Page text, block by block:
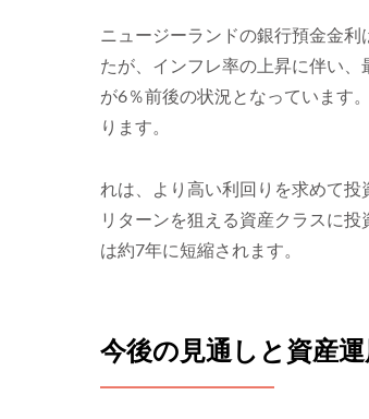
ニュージーランドの銀行預金金
たが、インフレ率の上昇に伴い
が6％前後の状況となっています
ります。
れは、より高い利回りを求めて
リターンを狙える資産クラスに
は約7年に短縮されます。
今後の見通しと資産